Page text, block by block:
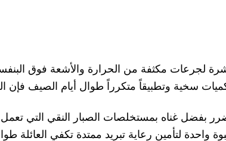
لجرعات مكثفة من الحرارة والأشعة فوق
سخية وتطبيقاً متكرراً طوال أيام الصيف فإن
بفضل غناه بمستخلصات الصبار النقي
واحدة لتأمين رعاية تبريد ممتدة تكفي العائلة